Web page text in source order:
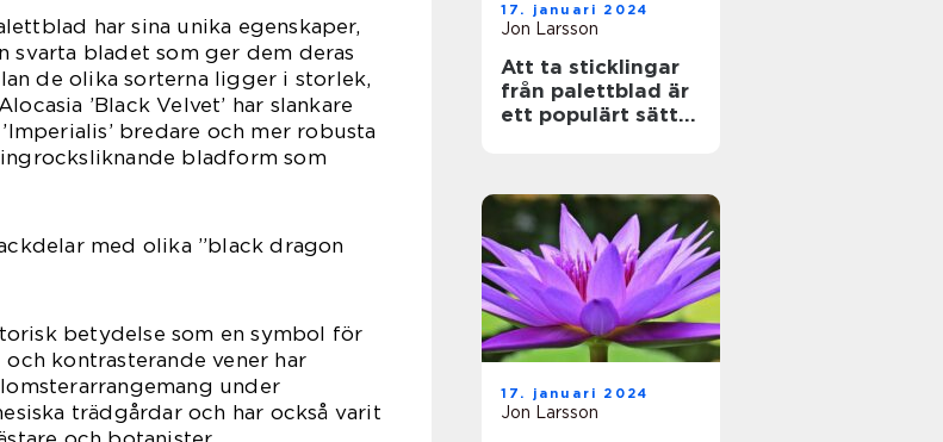
har sina unika egenskaper,
svarta bladet som ger dem deras
de olika sorterna ligger i storlek,
’Black Velvet’ har slankare
bredare och mer robusta
bladform som
med olika ”black dragon
betydelse som en symbol för
kontrasterande vener har
under
trädgårdar och har också varit
17. januari 2024
Jon Larsson
Att ta sticklingar
från palettblad är
ett populärt sätt
17. januari 2024
Jon Larsson